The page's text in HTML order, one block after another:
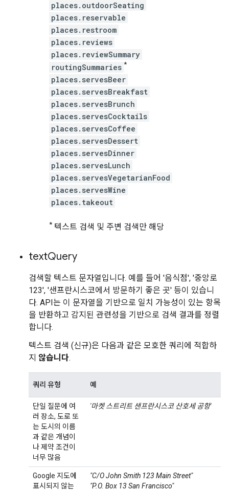
places.outdoorSeating
places.reservable
places.restroom
places.reviews
places.reviewSummary
routingSummaries *
places.servesBeer
places.servesBreakfast
places.servesBrunch
places.servesCocktails
places.servesCoffee
places.servesDessert
places.servesDinner
places.servesLunch
places.servesVegetarianFood
places.servesWine
places.takeout
* 텍스트 검색 및 주변 검색만 해당
textQuery
검색할 텍스트 문자열입니다. 예를 들어 '음식점', '중앙로
123', '샌프란시스코에서 방문하기 좋은 곳' 등이 있습니
다. API는 이 문자열을 기반으로 일치 가능성이 있는 항목
을 반환하고 감지된 관련성을 기반으로 검색 결과를 정렬
합니다.
텍스트 검색 (신규)은 다음과 같은 모호한 쿼리에 적합하
지 않습니다.
쿼리 유형 예
단일 질문에 여
러 장소, 도로 또
는 도시의 이름
과 같은 개념이
나 제약 조건이
너무 많음
'마켓 스트리트 샌프란시스코 산호세 공항'
Google 지도에
표시되지 않는
"C/O John Smith 123 Main Street"
"P.O. Box 13 San Francisco"